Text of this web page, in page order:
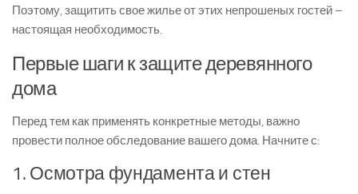
Поэтому, защитить свое жилье от этих непрошеных гостей –
настоящая необходимость.
Первые шаги к защите деревянного
дома
Перед тем как применять конкретные методы, важно
провести полное обследование вашего дома. Начните с:
1. Осмотра фундамента и стен